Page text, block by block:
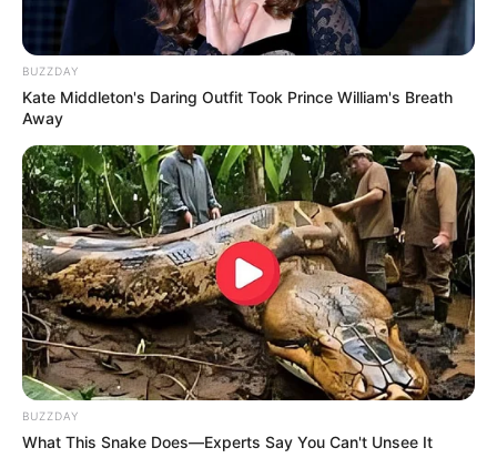
LIHAT ARTIKEL LAINNYA
Unik! 7 Nama Orang di
10 Model Anting Paling
BUZZDAY
Kate Middleton's Daring Outfit Took Prince William's Breath
Away
BUZZDAY
What This Snake Does—Experts Say You Can't Unsee It